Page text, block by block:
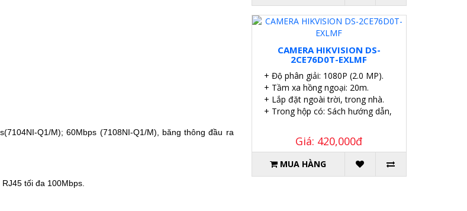
Q1/M); 60Mbps (7108NI-Q1/M), băng thôngđầu ra
RJ45 tối đa 100Mbps.
CAMERA HIKVISION DS-
2CE76D0T-EXLMF
+ Độ phân giải: 1080P (2.0 MP).
+ Tầm xa hồng ngoại: 20m.
+ Lắp đặt ngoài trời, trong nhà.
+ Trong hộp có: Sách hướng dẫn, Ốc vít tắc kê.
Giá: 420,000đ
MUA HÀNG